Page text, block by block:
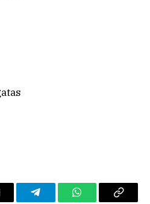
TelegramWhatsAppCopy